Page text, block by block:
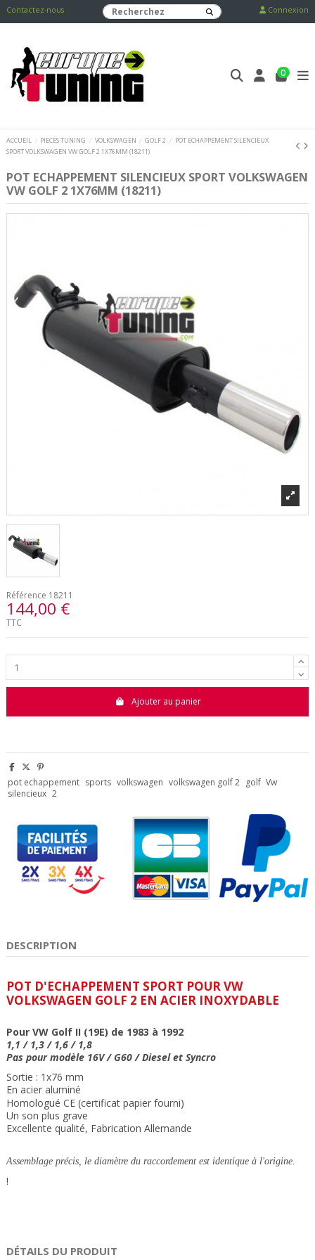
Contactez-nous Connexion
0
ACCUEIL PIECES TUNING VOLKSWAGEN GOLF 2
POT ECHAPPEMENT SILENCIEUX
SPORT VOLKSWAGEN VW GOLF 2 1X76MM (18211)
POT ECHAPPEMENT SILENCIEUX SPORT VOLKSWAGEN
VW GOLF 2 1X76MM (18211)
Référence 18211
144,00 €
TTC
Ajouter au panier
pot echappement sports volkswagen volkswagen golf 2 golf Vw
silencieux 2
DESCRIPTION
POT D'ECHAPPEMENT SPORT POUR VW
VOLKSWAGEN GOLF 2 EN ACIER INOXYDABLE
Pour VW Golf II (19E) de 1983 à 1992
1,1 / 1,3 / 1,6 / 1,8
Pas pour modèle 16V / G60 /Dieselet Syncro
Sortie : 1x76 mm
En acier aluminé
Homologué CE (certificat papier fourni)
Un son plus grave
Excellente qualité, Fabrication Allemande
Assemblage précis, le diamètre du raccordement est identique à l'origine.
!
DÉTAILS DU PRODUIT